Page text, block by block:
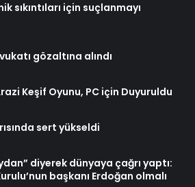
sıkıntıları için suçlanmayı
gözaltına alındı
Keşif Oyunu, PC için Duyuruldu
sert yükseldi
diyerek dünyaya çağrı yaptı:
başkanı Erdoğan olmalı